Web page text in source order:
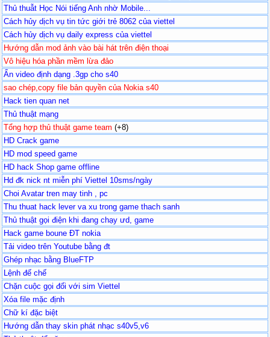
Thủ thuẫt Học Nói tiếng Anh nhờ Mobile...
Cách hủy dịch vụ tin tức giới trẻ 8062 của viettel
Cách hủy dịch vụ daily express của viettel
Hướng dẫn mod ảnh vào bài hát trên điện thoại
Vô hiệu hóa phần mềm lừa đảo
Ẩn video định dạng .3gp cho s40
sao chép,copy file bản quyền của Nokia s40
Hack tien quan net
Thủ thuật mạng
Tổng hợp thủ thuật game team (+8)
HD Crack game
HD mod speed game
HD hack Shop game offline
Hd đk nick nt miễn phí Viettel 10sms/ngày
Choi Avatar tren may tinh , pc
Thu thuat hack lever va xu trong game thach sanh
Thủ thuật gọi điện khi đang chạy ưd, game
Hack game boune ĐT nokia
Tải video trên Youtube bằng đt
Ghép nhạc bằng BlueFTP
Lệnh đế chế
Chặn cuộc gọi đối với sim Viettel
Xóa file mặc định
Chữ kí đặc biệt
Hướng dẫn thay skin phát nhạc s40v5,v6